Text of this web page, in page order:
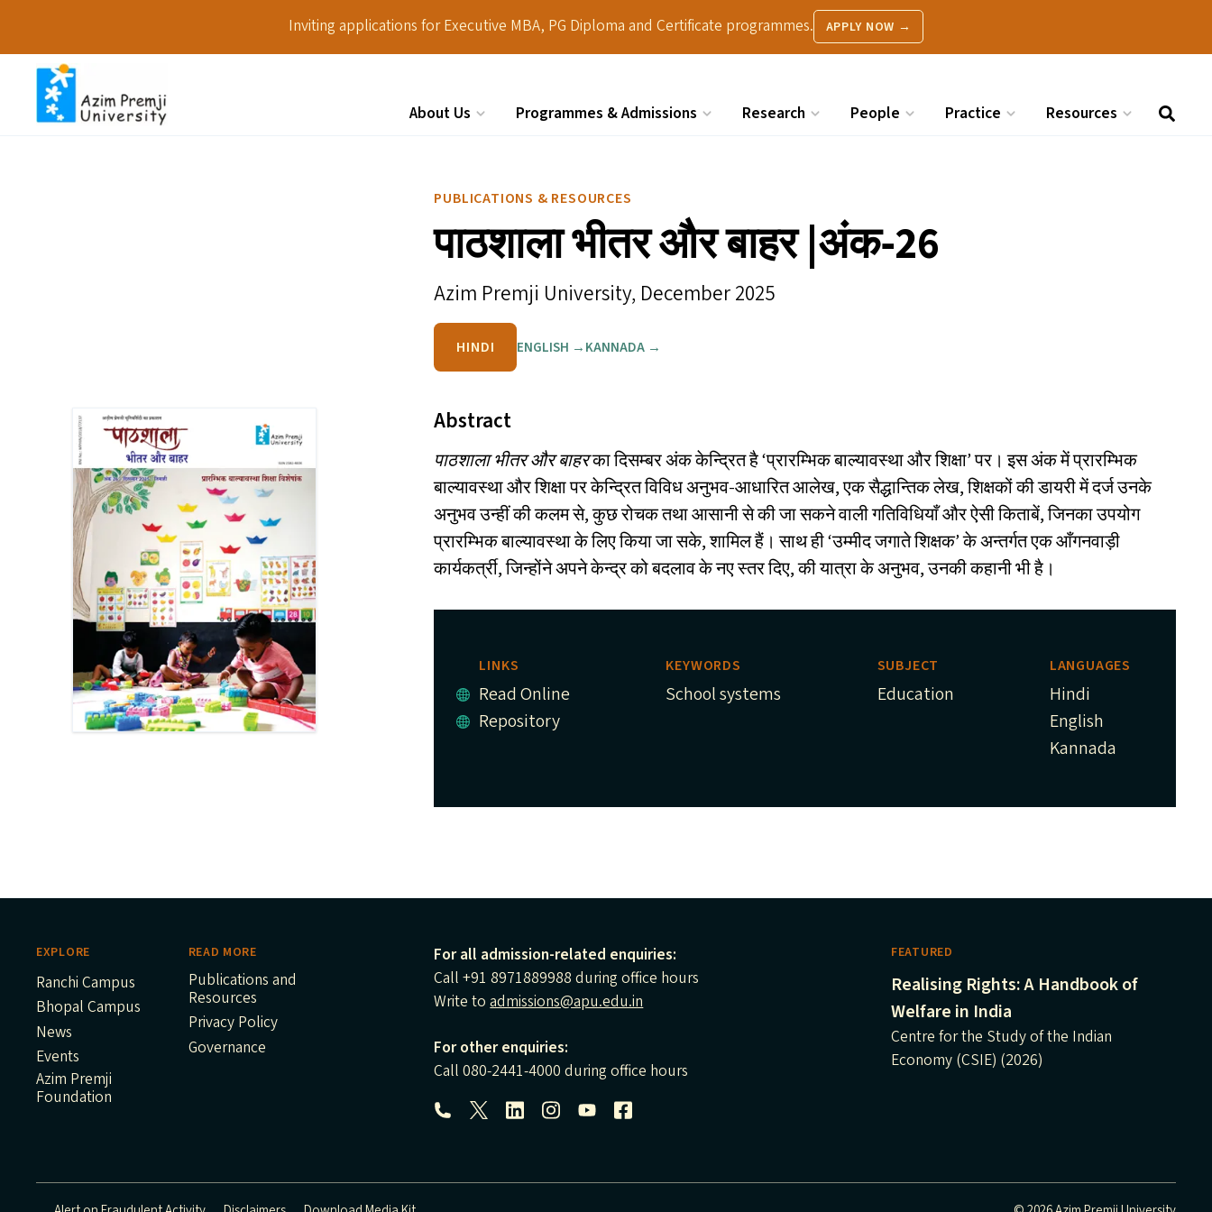
Inviting applications for Executive MBA, PG Diploma and Certificate programmes. APPLY NOW →
About Us Programmes & Admissions Research People Practice Resources
PUBLICATIONS & RESOURCES
पाठशाला भीतर और बाहर |अंक‑26
Azim Premji University, December 2025
HINDI ENGLISH →KANNADA →
Abstract
पाठशाला भीतर और बाहरका दिसम्बर अंक केन्द्रित है‘प्रारम्भिक बाल्यावस्था और शिक्षा’ पर। इस अंक में प्रारम्भिक
बाल्यावस्था और शिक्षा पर केन्द्रित विविध अनुभव-आधारित आलेख, एक सैद्धान्तिक लेख, शिक्षकों की डायरी में दर्ज उनके
अनुभव उन्हीं की कलम से, कुछ रोचक तथा आसानी से की जा सकने वाली गतिविधियाँ और ऐसी किताबें, जिनका उपयोग
प्रारम्भिक बाल्यावस्था के लिए किया जा सके, शामिल हैं। साथ ही‘उम्मीद जगाते शिक्षक’ के अन्तर्गत एक आँगनवाड़ी
कार्यकर्त्री, जिन्होंने अपने केन्द्र को बदलाव के नए स्तर दिए, की यात्रा के अनुभव, उनकी कहानी भी है।
LINKS
Read Online
Repository
KEYWORDS
School systems
SUBJECT
Education
LANGUAGES
Hindi
English
Kannada
FEATURED
Realising Rights: A Handbook of
Welfare in India
Centre for the Study of the Indian
Economy (CSIE) (2026)
EXPLORE
Ranchi Campus
Bhopal Campus
News
Events
Azim Premji
Foundation
READ MORE
Publications and
Resources
Privacy Policy
Governance
For all admission-related enquiries:
Call +91 8971889988 during office hours
Write toadmissions@apu.edu.in
For other enquiries:
Call 080-2441-4000 during office hours
Follow us: